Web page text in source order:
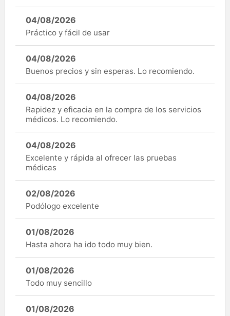
04/08/2026
Práctico y fácil de usar
04/08/2026
Buenos precios y sin esperas. Lo recomiendo.
04/08/2026
Rapidez y eficacia en la compra de los servicios
médicos. Lo recomiendo.
04/08/2026
Excelente y rápida al ofrecer las pruebas
médicas
02/08/2026
Podólogo excelente
01/08/2026
Hasta ahora ha ido todo muy bien.
01/08/2026
Todo muy sencillo
01/08/2026